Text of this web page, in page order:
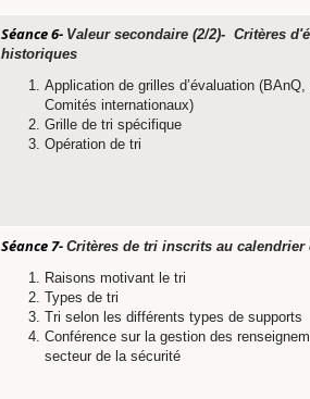
Séance 6- Valeur secondaire (2/2)- Critères
historiques
Application de grilles d’évaluation
Comités internationaux)
Grille de tri spécifique
Opération de tri
Séance 7- Critères de tri inscrits au calendrier
Raisons motivant le tri
Types de tri
Tri selon les différents types de supports
Conférence sur la gestion des
secteur de la sécurité